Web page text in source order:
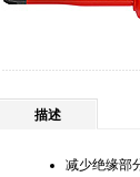
描述
减少绝缘部